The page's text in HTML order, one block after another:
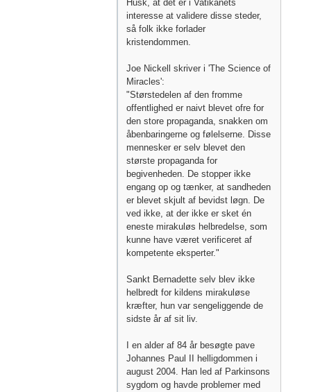
Husk, at det er i Vatikanets
interesse at validere disse steder,
så folk ikke forlader
kristendommen.
Joe Nickell skriver i 'The Science of
Miracles':
"Størstedelen af ​​den fromme
offentlighed er naivt blevet ofre for
den store propaganda, snakken om
åbenbaringerne og følelserne. Disse
mennesker er selv blevet den
største propaganda for
begivenheden. De stopper ikke
engang op og tænker, at sandheden
er blevet skjult af bevidst løgn. De
ved ikke, at der ikke er sket én
eneste mirakuløs helbredelse, som
kunne have været verificeret af
kompetente eksperter."
Sankt Bernadette selv blev ikke
helbredt for kildens mirakuløse
kræfter, hun var sengeliggende de
sidste år af sit liv.
I en alder af 84 år besøgte pave
Johannes Paul II helligdommen i
august 2004. Han led af Parkinsons
sygdom og havde problemer med